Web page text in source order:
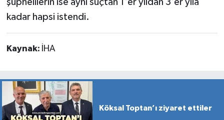
kadar hapsi istendi.
Kaynak: İHA
Köksal Toptan’ı ziyaret ettiler